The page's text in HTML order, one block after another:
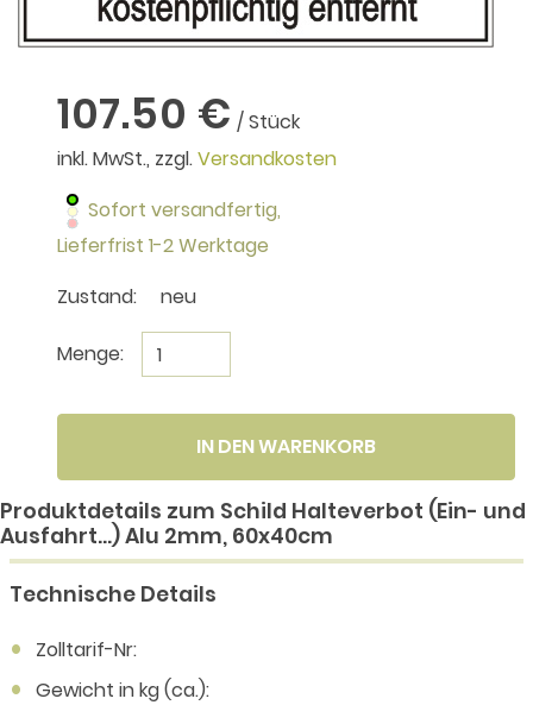
107.50 € / Stück
inkl. MwSt., zzgl.Versandkosten
Sofort versandfertig,
Lieferfrist 1-2 Werktage
Zustand:
neu
Menge:
IN DEN WARENKORB
Produktdetails zum Schild Halteverbot (Ein- und
Ausfahrt...) Alu 2mm, 60x40cm
Technische Details
Zolltarif-Nr:
Gewicht in kg (ca.):